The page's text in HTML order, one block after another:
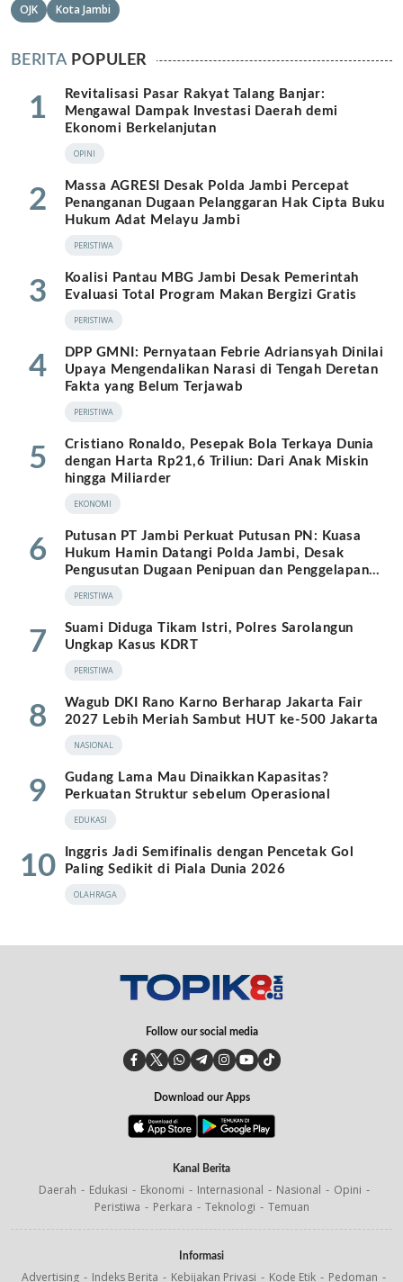
OJK
Kota Jambi
BERITAPOPULER
1
Revitalisasi Pasar Rakyat Talang Banjar:
Mengawal Dampak Investasi Daerah demi
Ekonomi Berkelanjutan
OPINI
2
Massa AGRESI Desak Polda Jambi Percepat
Penanganan Dugaan Pelanggaran Hak Cipta Buku
Hukum Adat Melayu Jambi
PERISTIWA
3
Koalisi Pantau MBG Jambi Desak Pemerintah
Evaluasi Total Program Makan Bergizi Gratis
PERISTIWA
4
DPP GMNI: Pernyataan Febrie Adriansyah Dinilai
Upaya Mengendalikan Narasi di Tengah Deretan
Fakta yang Belum Terjawab
PERISTIWA
5
Cristiano Ronaldo, Pesepak Bola Terkaya Dunia
dengan Harta Rp21,6 Triliun: Dari Anak Miskin
hingga Miliarder
EKONOMI
6
Putusan PT Jambi Perkuat Putusan PN: Kuasa
Hukum Hamin Datangi Polda Jambi, Desak
Pengusutan Dugaan Penipuan dan Penggelapan
PERISTIWA
7
Suami Diduga Tikam Istri, Polres Sarolangun
Ungkap Kasus KDRT
PERISTIWA
8
Wagub DKI Rano Karno Berharap Jakarta Fair
2027 Lebih Meriah Sambut HUT ke-500 Jakarta
NASIONAL
9
Gudang Lama Mau Dinaikkan Kapasitas?
Perkuatan Struktur sebelum Operasional
EDUKASI
10
Inggris Jadi Semifinalis dengan Pencetak Gol
Paling Sedikit di Piala Dunia 2026
OLAHRAGA
Follow our social media
Download our Apps
Kanal Berita
Daerah Edukasi Ekonomi Internasional Nasional
Opini
Peristiwa
Perkara Teknologi Temuan
Informasi
Advertising Indeks Berita Kebijakan Privasi Kode Etik Pedoman